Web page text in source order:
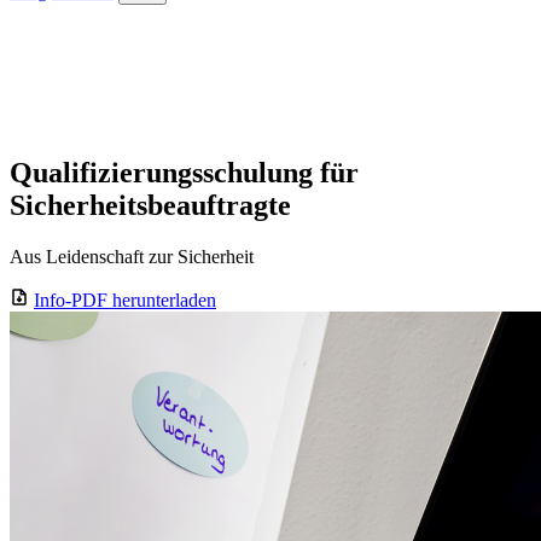
Qualifizierungsschulung für
Sicherheitsbeauftragte
Aus Leidenschaft zur Sicherheit
Info-PDF herunterladen